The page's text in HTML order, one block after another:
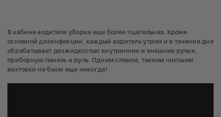
В кабине водителя уборка еще более тщательная. Кроме
основной дезинфекции, каждый водитель утром и в течение дня
обрабатывает дезжидкостью внутренние и внешние ручки,
приборную панель и руль. Одним словом, такими чистыми
вахтовки не были еще никогда!